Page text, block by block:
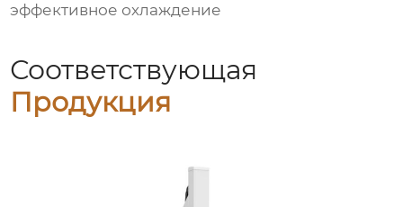
эффективное охлаждение
Соответствующая
Продукция